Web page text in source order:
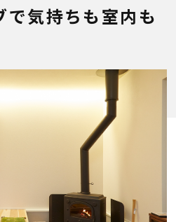
で気持ちも室内も